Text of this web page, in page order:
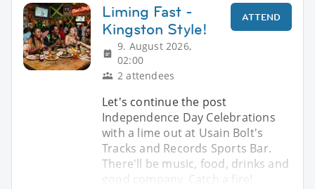
Liming Fast -
Kingston Style!
9. August 2026,
02:00
2 attendees
ATTEND
Let's continue the post
Independence Day Celebrations
with a lime out at Usain Bolt's
Tracks and Records Sports Bar.
There'll be music, food, drinks and
good company. Catch a fire!